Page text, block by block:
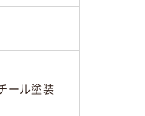
ール塗装